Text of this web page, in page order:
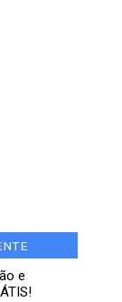
e